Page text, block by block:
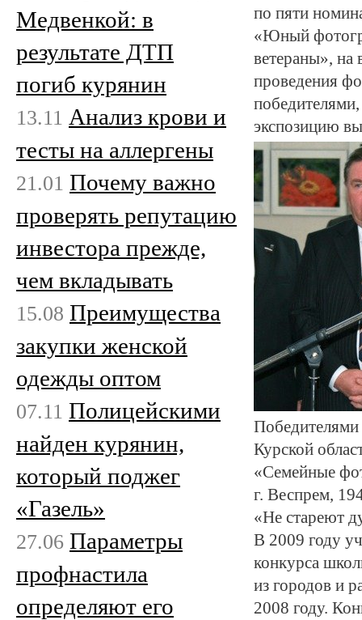
по пяти
«Юный
ветераны», на
проведения
экспозицию
Победителями
Курской
«Семейные
г. Веспрем,
«Не стареют
В 2009 году
конкурса
из городов и
2008 году.
Медвенкой: в
результате ДТП
погиб курянин
13.11 Анализ крови и
тесты на аллергены
21.01 Почему важно
проверять репутацию
инвестора прежде,
чем вкладывать
15.08 Преимущества
закупки женской
одежды оптом
07.11 Полицейскими
найден курянин,
который поджег
«Газель»
27.06 Параметры
профнастила
определяют его